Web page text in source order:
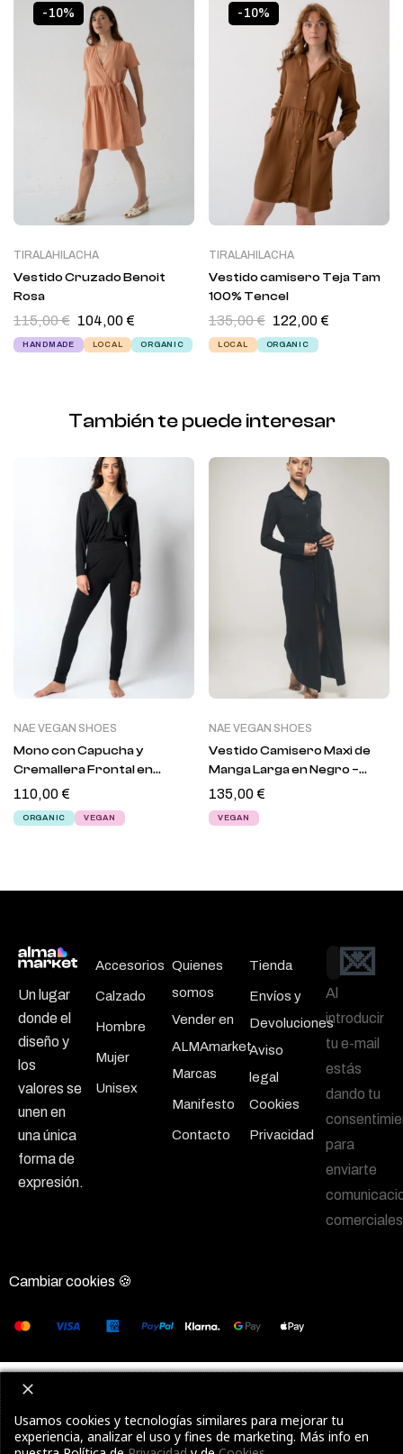
-10%
TIRALAHILACHA
Vestido Cruzado Benoit
Rosa
115,00€ 104,00€
HANDMADE LOCAL ORGANIC
-10%
TIRALAHILACHA
Vestido camisero Teja Tam
100% Tencel
135,00€ 122,00€
LOCAL ORGANIC
También te puede interesar
NAE VEGAN SHOES
Mono con Capucha y
Cremallera Frontal en
Negro – Bernardette
110,00€
ORGANIC VEGAN
NAE VEGAN SHOES
Vestido Camisero Maxi de
Manga Larga en Negro –
Beatrice
135,00€
VEGAN
Un lugar
donde el
diseño y
los
valores se
unen en
una única
forma de
expresión.
Accesorios
Calzado
Hombre
Mujer
Unisex
Quienes
somos
Vender en
ALMAmarket
Marcas
Manifesto
Contacto
Tienda
Envíos y
Devoluciones
Aviso
legal
Cookies
Privacidad
Email
💌
Al
introducir
tu e-mail
estás
dando tu
para
enviarte
Cambiar cookies 🍪
Usamos cookies y tecnologías similares para mejorar tu
experiencia, analizar el uso y fines de marketing. Más info en